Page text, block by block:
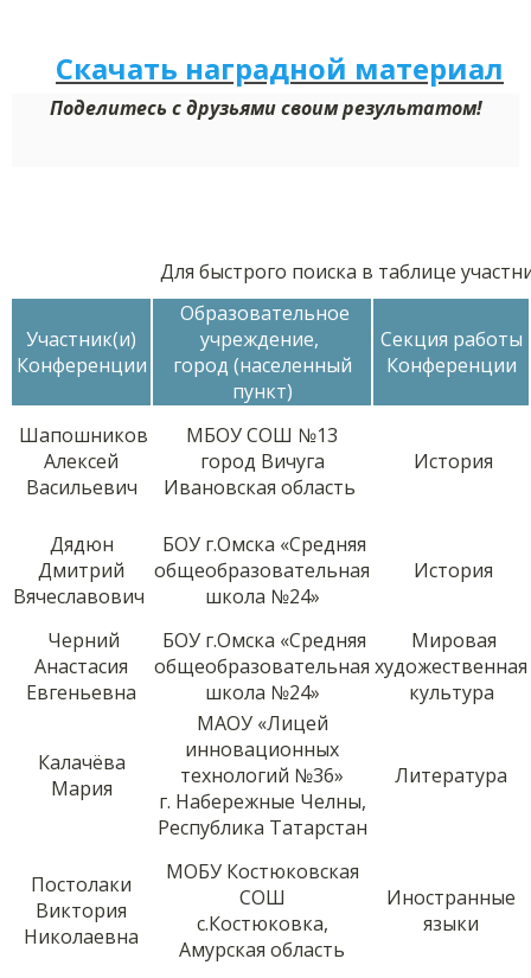
Скачать наградной материал
Поделитесь с друзьями своим результатом!
Для быстрого поиска в таблице
Участник(и)
Конференции
Образовательное
учреждение,
город (населенный
пункт)
Секция работы
Конференции
Шапошников
Алексей
Васильевич
МБОУ СОШ №13
город Вичуга
Ивановская область
История
Дядюн
Дмитрий
Вячеславович
БОУ г.Омска «Средняя
общеобразовательная
школа №24»
История
Черний
Анастасия
Евгеньевна
БОУ г.Омска «Средняя
общеобразовательная
школа №24»
Мировая
художественная
культура
Калачёва
Мария
МАОУ «Лицей
инновационных
технологий №36»
г. Набережные Челны,
Республика Татарстан
Литература
Постолаки
Виктория
Николаевна
МОБУ Костюковская
СОШ
с.Костюковка,
Амурская область
Иностранные
языки